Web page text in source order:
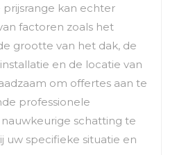
kan echter
factoren zoals het
grootte van het dak, de
en de locatie van
om offertes aan te
professionele
schatting te
uw specifieke situatie en